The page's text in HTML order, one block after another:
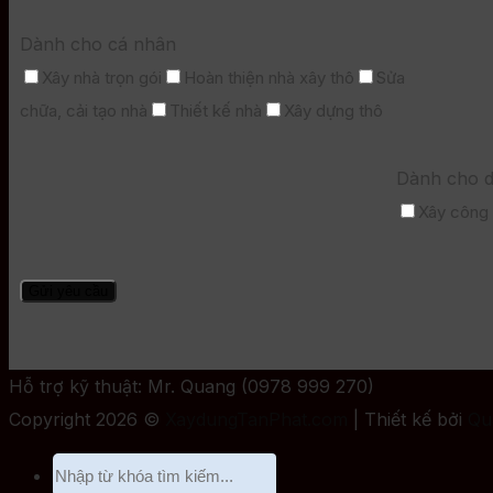
Dành cho cá nhân
Xây nhà trọn gói Hoàn thiện nhà xây thô
Sửa
chữa, cải tạo nhà
Thiết kế nhà Xây dựng thô
Dành cho
Xây công
Hỗ trợ kỹ thuật: Mr. Quang (0978 999 270)
Copyright 2026 ©
| Thiết kế bởi